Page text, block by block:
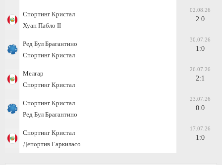
Спортинг Кристал
Хуан Пабло II
02.08.26
2:0
Ред Бул Брагантино
Спортинг Кристал
30.07.26
1:0
Мелгар
Спортинг Кристал
26.07.26
2:1
Спортинг Кристал
Ред Бул Брагантино
23.07.26
0:0
Спортинг Кристал
Депортив Гаркиласо
17.07.26
1:0